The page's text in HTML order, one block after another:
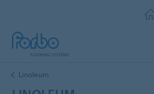
Linoleum